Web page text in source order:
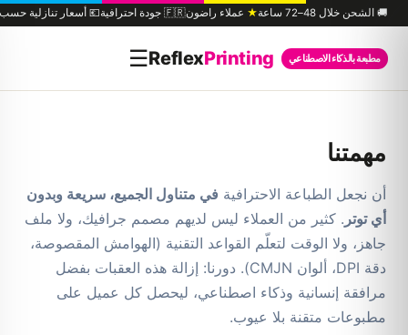
🚚 الشحن خلال 48–72 ساعة ★ عملاء راضون🇫🇷 جودة احترافية 💶 أسعار تنازلية حسب
ReflexPrinting مطبعة بالذكاء الاصطناعي ☰
مهمتنا
أن نجعل الطباعة الاحترافية في متناول الجميع، سريعة وبدون
أي توتر . كثير من العملاء ليس لديهم مصمم جرافيك، ولا ملف
جاهز، ولا الوقت لتعلّم القواعد التقنية (الهوامش المقصوصة،
دقة DPI، ألوان CMJN). دورنا: إزالة هذه العقبات بفضل
مرافقة إنسانية وذكاء اصطناعي، ليحصل كل عميل على
مطبوعات متقنة بلا عيوب.